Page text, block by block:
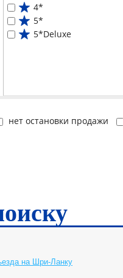
4*
5*
5*Deluxe
нет остановки продажи
на Шри-Ланку